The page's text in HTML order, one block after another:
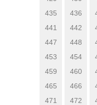
435
436
441
442
447
448
453
454
459
460
465
466
471
472